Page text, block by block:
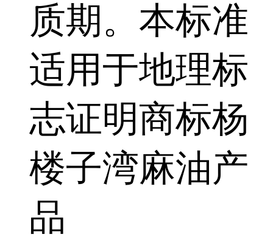
质期。本标准
适用于地理标
志证明商标杨
楼子湾麻油产
品